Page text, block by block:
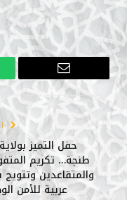
البريد
الإلكتروني
حفل التميز
طنجة… تكريم
والمتقاعدين
عربية للأمن